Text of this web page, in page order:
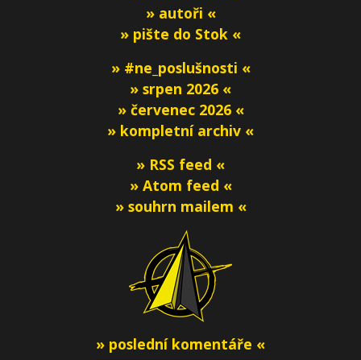
» autoři «
» pište do Stok «
» #ne_poslušnosti «
» srpen 2026 «
» červenec 2026 «
» kompletní archiv «
» RSS feed «
» Atom feed «
» souhrn mailem «
» poslední komentáře «